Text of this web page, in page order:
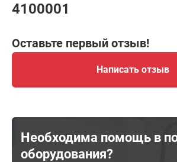
4100001
Оставьте первый отзыв!
Написать отзыв
Необходима помощь в
оборудования?